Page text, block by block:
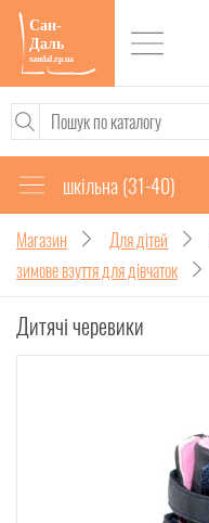
шкільна (31-40)
Магазин Для дітей
зимове взуття для дівчаток
Дитячі черевики